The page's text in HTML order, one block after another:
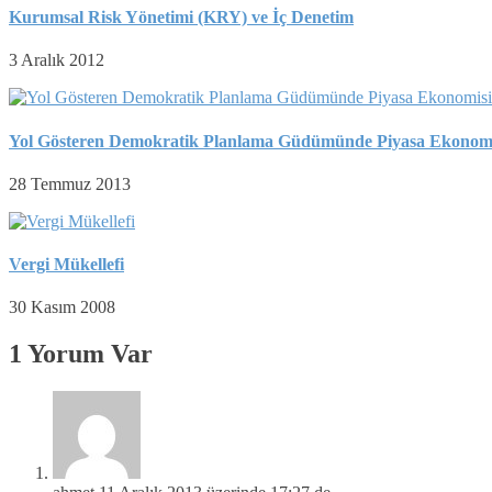
Kurumsal Risk Yönetimi (KRY) ve İç Denetim
3 Aralık 2012
Yol Gösteren Demokratik Planlama Güdümünde Piyasa
28 Temmuz 2013
Vergi Mükellefi
30 Kasım 2008
1 Yorum Var